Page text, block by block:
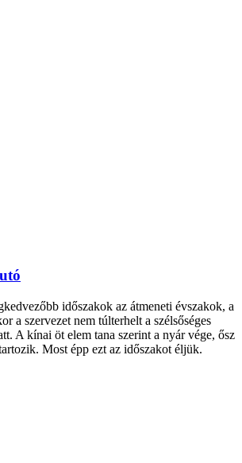
időszakok az átmeneti évszakok, a
a szervezet nem túlterhelt a szélsőséges
A kínai öt elem tana szerint a nyár vége, ősz
Most épp ezt az időszakot éljük.